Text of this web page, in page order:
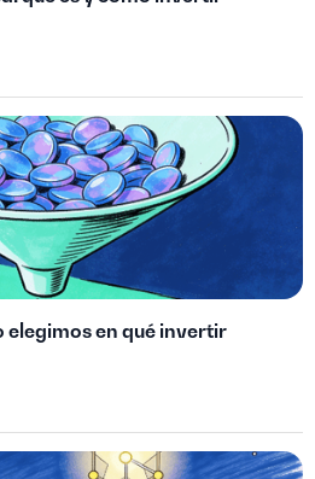
elegimos en qué invertir